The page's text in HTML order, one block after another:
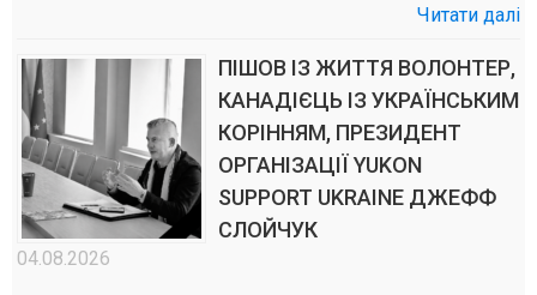
Читати далі
ПІШОВ ІЗ ЖИТТЯ ВОЛОНТЕР,
КАНАДІЄЦЬ ІЗ УКРАЇНСЬКИМ
КОРІННЯМ, ПРЕЗИДЕНТ
ОРГАНІЗАЦІЇ YUKON
SUPPORT UKRAINE ДЖЕФФ
СЛОЙЧУК
04.08.2026